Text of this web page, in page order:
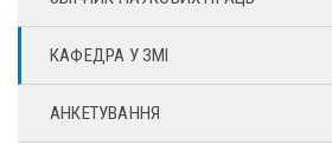
КАФЕДРА У ЗМІ
АНКЕТУВАННЯ